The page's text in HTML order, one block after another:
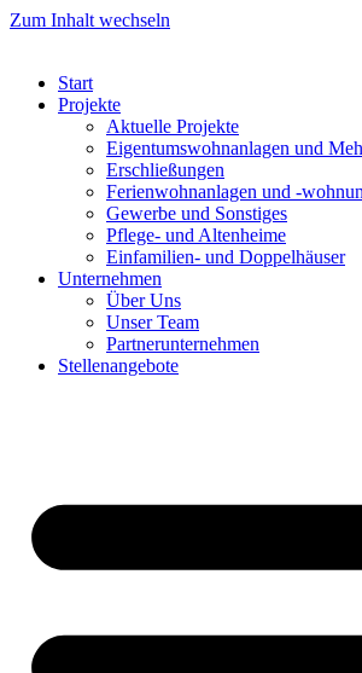
Zum Inhalt wechseln
Start
Projekte
Aktuelle Projekte
Eigentumswohnanlagen und
Erschließungen
Ferienwohnanlagen und -
Gewerbe und Sonstiges​
Pflege- und Altenheime
Einfamilien- und Doppelhäuser
Unternehmen
Über Uns
Unser Team
Partnerunternehmen
Stellenangebote